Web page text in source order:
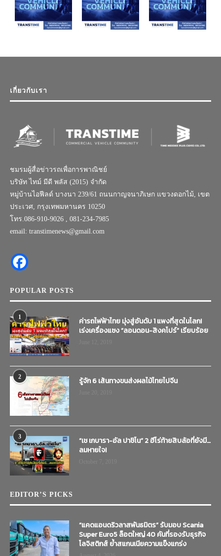
เกี่ยวกับเรา
ชมรมผู้สื่อข่าวรถเพื่อการพาณิชย์
บริษัท ไทม์ มีดี พลัส (2015) จำกัด
หมู่บ้านไอฟีลด์ บางนา 239/61 ถนนกาญจนาภิเษก แขวงดอกไม้, เขต
ประเวศ, กรุงเทพมหานคร 10250
โทร.086-910-9026 , 081-234-7985
email: transtimenews@gmail.com
POPULAR POSTS
1
ค่ารถไฟฟ้าไทย มุ่งสู่อันดับ 1 แพงที่สุดในโลก!
เร่งเครื่องแซง “ลอนดอน-สิงคโปร์” เรียบร้อย
2 รู้จัก 6 เส้นทางขนส่งผลไม้ไทยไปจีน
3
“เช เกบารา-อัล ปาชิโน” 2 ฮีโร่ท้ายสิบล้อที่ยังมี…
ลมหายใจ!
EDITOR’S PICKS
“แคดแอนดริวลาสพันธมิตร” รับมอบ Scania
Super Euro5 ล็อตใหญ่ 40 คันที่รองรับธุรกิจ
โลจิสติกส์ ย้ำสแกนเนียความแข็งแกร่ง